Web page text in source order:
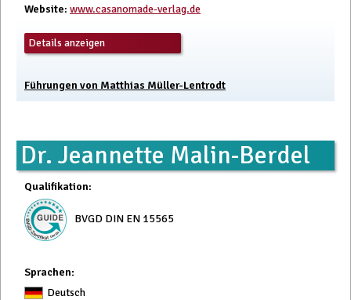
Website: www.casanomade-verlag.de
Details anzeigen
Führungen von Matthias Müller-Lentrodt
Dr. Jeannette Malin-Berdel
Qualifikation:
BVGD DIN EN 15565
Sprachen:
Deutsch